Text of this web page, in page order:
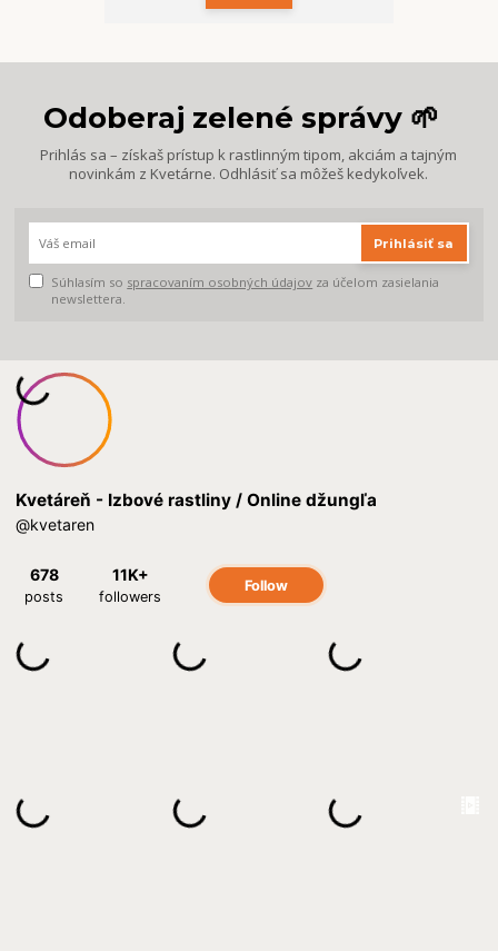
Odoberaj zelené správy 🌱
Prihlás sa – získaš prístup k rastlinným tipom, akciám a tajným
novinkám z Kvetárne. Odhlásiť sa môžeš kedykoľvek.
Prihlásiť sa
Súhlasím so spracovaním osobných údajov za účelom zasielania
newslettera.